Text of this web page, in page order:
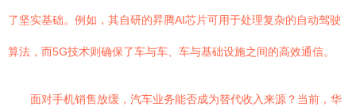
了坚实基础。例如，其自研的昇腾AI芯片可用于处理复杂的自动驾驶
算法，而5G技术则确保了车与车、车与基础设施之间的高效通信。
面对手机销售放缓，汽车业务能否成为替代收入来源？当前，华